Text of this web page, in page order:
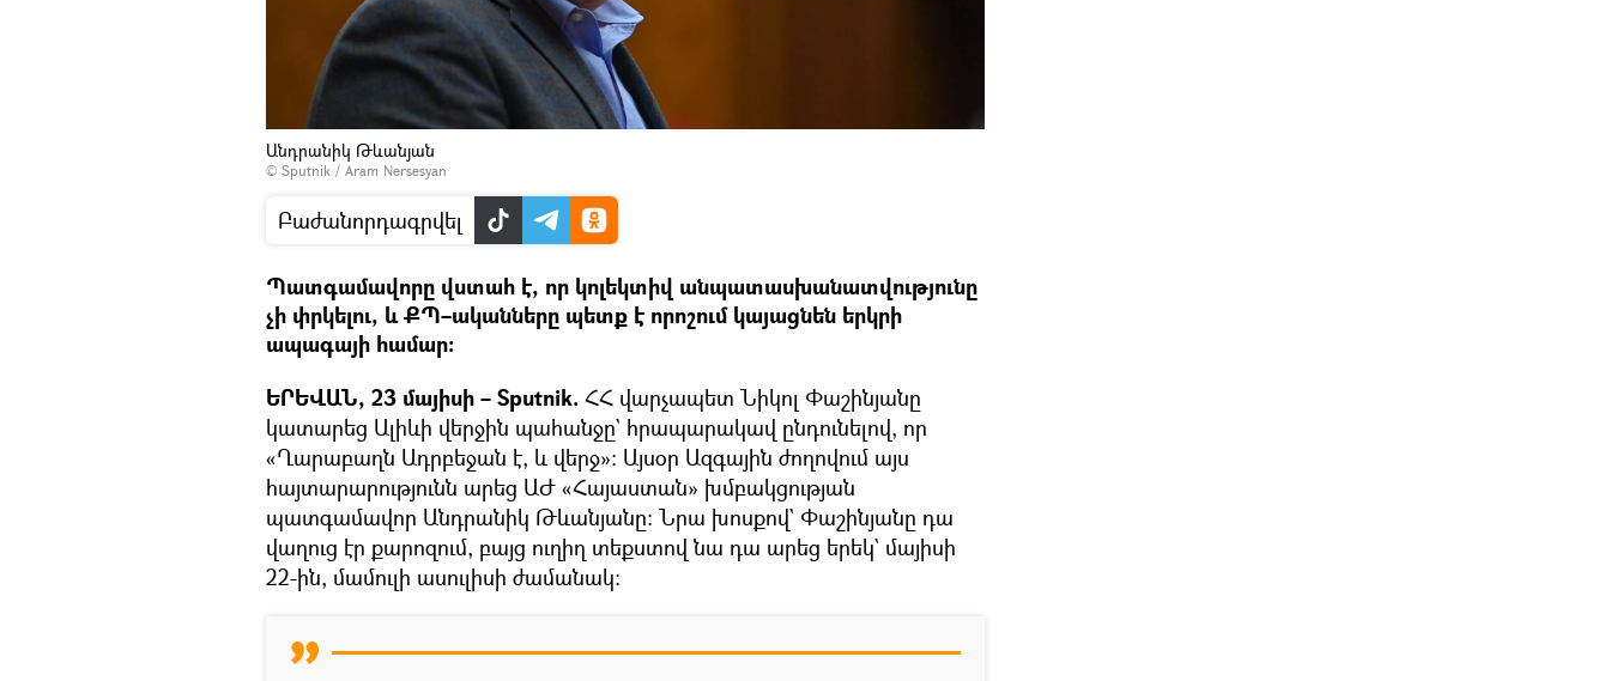
Անդրանիկ Թևանյան
© Sputnik / Aram Nersesyan
Բաժանորդագրվել
Պատգամավորը վստահ է, որ կոլեկտիվ անպատասխանատվությունը
չի փրկելու, և ՔՊ–ականները պետք է որոշում կայացնեն երկրի
ապագայի համար։
ԵՐԵՎԱՆ, 23 մայիսի – Sputnik. ՀՀ վարչապետ Նիկոլ Փաշինյանը
կատարեց Ալիևի վերջին պահանջը` հրապարակավ ընդունելով, որ
«Ղարաբաղն Ադրբեջան է, և վերջ»։ Այսօր Ազգային ժողովում այս
հայտարարությունն արեց ԱԺ «Հայաստան» խմբակցության
պատգամավոր Անդրանիկ Թևանյանը։ Նրա խոսքով` Փաշինյանը դա
վաղուց էր քարոզում, բայց ուղիղ տեքստով նա դա արեց երեկ` մայիսի
22-ին, մամուլի ասուլիսի ժամանակ։